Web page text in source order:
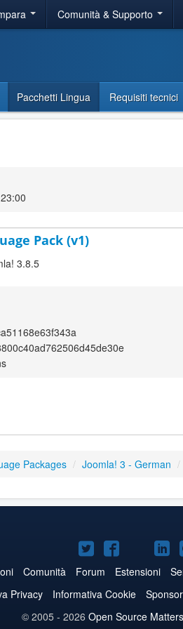
Comunità & Supporto
Pacchetti Lingua Requisiti tecnici
Pack (v1)
3.8.5
Packages / Joomla! 3 - German /
Joomla!
su
Twitter
Joomla!
su
Facebook
su
su
Comunità Forum Estensioni
Privacy Informativa Cookie
© 2005 - 2026 Open Source